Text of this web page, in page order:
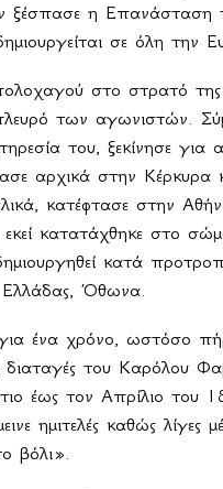
η Επανάσταση
σε όλη την
στο στρατό της
των αγωνιστών.
του, ξεκίνησε
αρχικά στην
κατέφτασε στην
εκεί κατατάχθηκε στο
κατά
Ελλάδας, Όθωνα.
ένα χρόνο, ωστόσο
του Καρόλου
έως τον Απρίλιο του
ημιτελές καθώς λίγες
βόλι».